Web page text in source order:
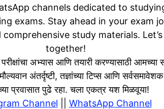
channels dedicated to
exams. Stay ahead in your exam
study materials.
together!
अभ्यास आणि तयारी करण्यासाठी
अंतर्दृष्टी, तज्ञांच्या टिप्स आणि
प्रवासात पुढे रहा. चला एकत्र यश मिळवूया!
Channel
WhatsApp Channel